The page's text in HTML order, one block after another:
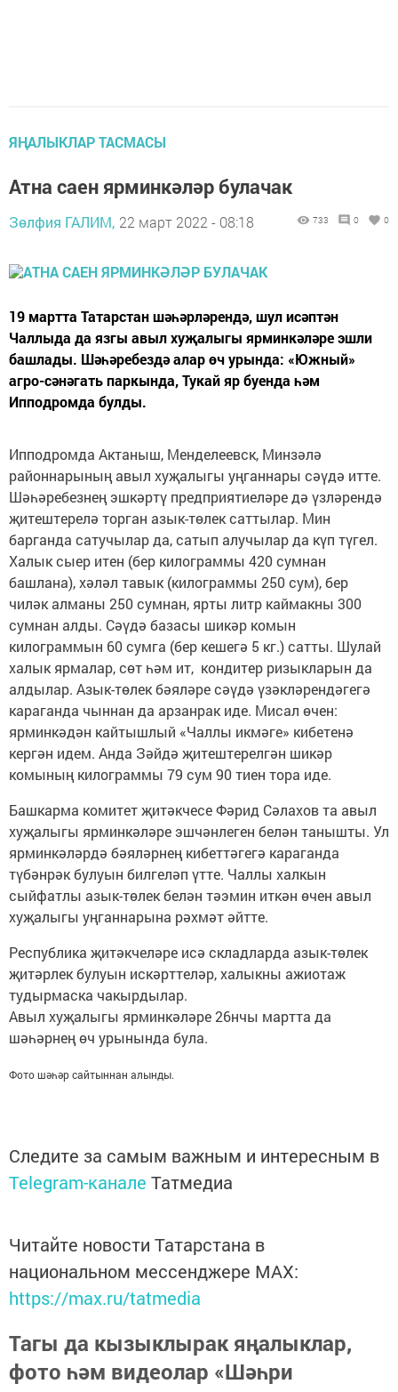
ЯҢАЛЫКЛАР ТАСМАСЫ
Атна саен ярминкәләр булачак
Зөлфия ГАЛИМ, 22 март 2022 - 08:18 733 0 0
19 мартта Татарстан шәһәрләрендә, шул исәптән
Чаллыда да язгы авыл хуҗалыгы ярминкәләре эшли
башлады. Шәһәребездә алар өч урында: «Южный»
агро-сәнәгать паркында, Тукай яр буенда һәм
Ипподромда булды.
Ипподромда Актаныш, Менделеевск, Минзәлә
районнарының авыл хуҗалыгы уңганнары сәүдә итте.
Шәһәребезнең эшкәртү предприятиеләре дә үзләрендә
җитештерелә торган азык-төлек саттылар. Мин
барганда сатучылар да, сатып алучылар да күп түгел.
Халык сыер итен (бер килограммы 420 сумнан
башлана), хәләл тавык (килограммы 250 сум), бер
чиләк алманы 250 сумнан, ярты литр каймакны 300
сумнан алды. Сәүдә базасы шикәр комын
килограммын 60 сумга (бер кешегә 5 кг.) сатты. Шулай
халык ярмалар, сөт һәм ит, кондитер ризыкларын да
алдылар. Азык-төлек бәяләре сәүдә үзәкләрендәгегә
караганда чыннан да арзанрак иде. Мисал өчен:
ярминкәдән кайтышлый «Чаллы икмәге» кибетенә
кергән идем. Анда Зәйдә җитештерелгән шикәр
комының килограммы 79 сум 90 тиен тора иде.
Башкарма комитет җитәкчесе Фәрид Сәлахов та авыл
хуҗалыгы ярминкәләре эшчәнлеген белән танышты. Ул
ярминкәләрдә бәяләрнең кибеттәгегә караганда
түбәнрәк булуын билгеләп үтте. Чаллы халкын
сыйфатлы азык-төлек белән тәэмин иткән өчен авыл
хуҗалыгы уңганнарына рәхмәт әйтте.
Республика җитәкчеләре исә складларда азык-төлек
җитәрлек булуын искәрттеләр, халыкны ажиотаж
тудырмаска чакырдылар.
Авыл хуҗалыгы ярминкәләре 26нчы мартта да
шәһәрнең өч урынында була.
Фото шәһәр сайтыннан алынды.
Следите за самым важным и интересным в
Telegram-канале Татмедиа
Читайте новости Татарстана в
национальном мессенджере MАХ:
https://max.ru/tatmedia
Тагы да кызыклырак яңалыклар,
фото һәм видеолар «Шәһри